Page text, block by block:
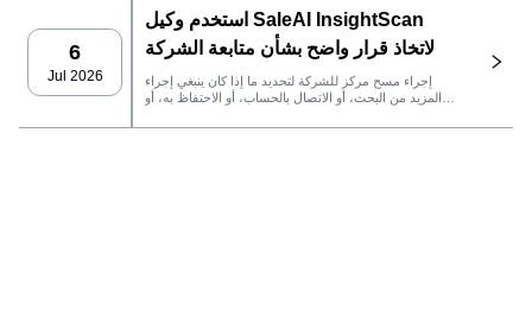
6
Jul 2026
استخدم وكيل SaleAI InsightScan
لاتخاذ قرار واضح بشأن متابعة الشركة
إجراء مسح مركز للشركة لتحديد ما إذا كان ينبغي إجراء
المزيد من البحث، أو الاتصال بالحساب، أو الاحتفاظ به، أو